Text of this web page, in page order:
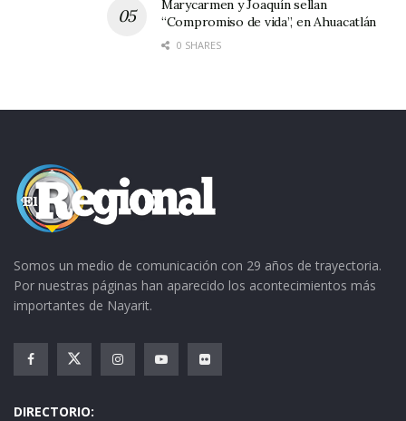
Marycarmen y Joaquín sellan
“Compromiso de vida”, en Ahuacatlán
0 SHARES
Somos un medio de comunicación con 29 años de trayectoria.
Por nuestras páginas han aparecido los acontecimientos más
importantes de Nayarit.
DIRECTORIO: